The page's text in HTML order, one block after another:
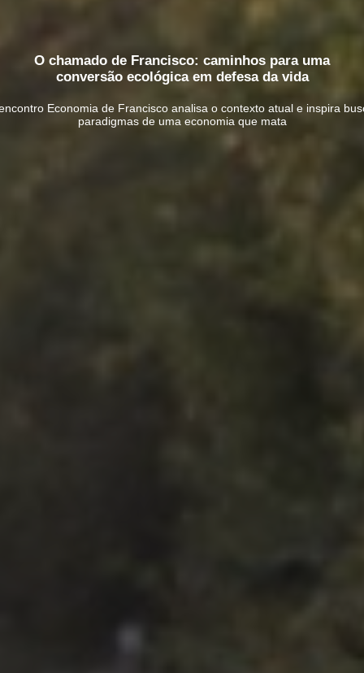
O chamado de Francisco: caminhos para uma
conversão ecológica em defesa da vida
Economia de Francisco analisa o contexto atual e inspira
paradigmas de uma economia que mata